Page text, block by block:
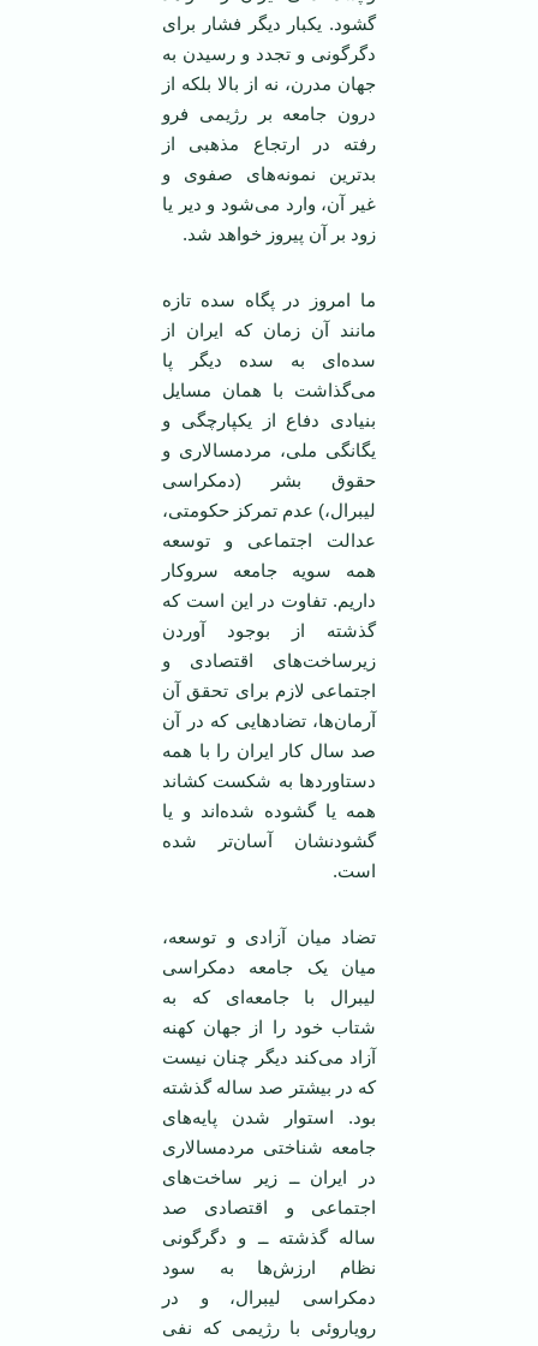
گشود. يکبار ديگر فشار برای
دگرگونی و تجدد و رسيدن به
جهان مدرن، نه از بالا بلکه از
درون جامعه بر رژيمی فرو
رفته در ارتجاع مذهبی از
بدترين نمونه‌های صفوی و
غير آن، وارد می‌شود و دير يا
زود بر آن پيروز خواهد شد.
ما امروز در پگاه سده تازه
مانند آن زمان که ايران از
سده‌ای به سده ديگر پا
می‌گذاشت با همان مسايل
بنيادی دفاع از يکپارچگی و
يگانگی ملی، مردمسالاری و
حقوق بشر (دمکراسی
ليبرال،) عدم تمرکز حکومتی،
عدالت اجتماعی و توسعه
همه سويه جامعه سروکار
داريم. تفاوت در اين است که
گذشته از بوجود آوردن
زيرساخت‌های اقتصادی و
اجتماعی لازم برای تحقق آن
آرمان‌ها، تضادهايی که در آن
صد سال کار ايران را با همه
دستاوردها به شکست کشاند
همه يا گشوده شده‌اند و يا
گشودنشان آسان‌تر شده
است.
تضاد ميان آزادی و توسعه،
ميان يک جامعه دمکراسی
ليبرال با جامعه‌ای که به
شتاب خود را از جهان کهنه
آزاد می‌کند ديگر چنان نيست
که در بيشتر صد ساله گذشته
بود. استوار شدن پايه‌های
جامعه شناختی مردمسالاری
در ايران ــ زير ساخت‌های
اجتماعی و اقتصادی صد
ساله گذشته ــ و دگرگونی
نظام ارزش‌ها به سود
دمکراسی ليبرال، و در
روياروئی با رژيمی که نفی